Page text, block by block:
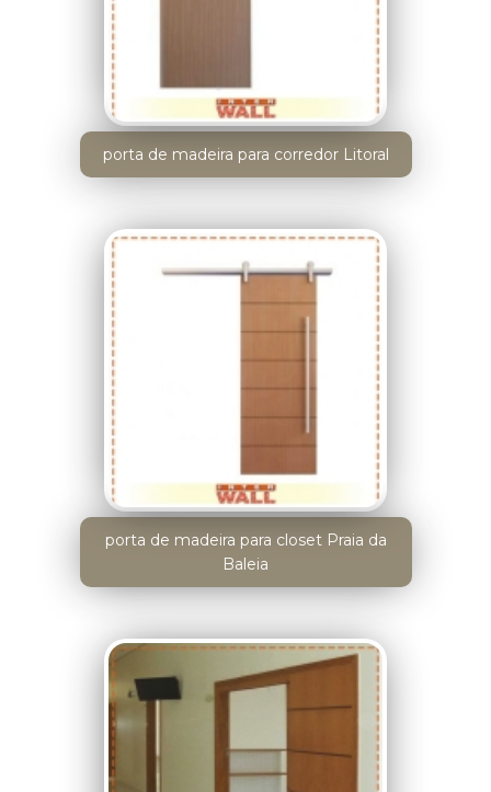
porta de madeira para corredor Litoral
porta de madeira para closet Praia da
Baleia